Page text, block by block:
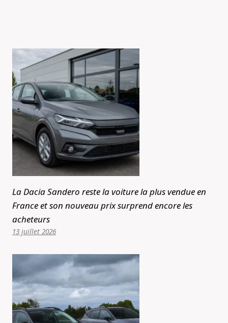
La Dacia Sandero reste la voiture la plus vendue en
France et son nouveau prix surprend encore les
acheteurs
13 juillet 2026